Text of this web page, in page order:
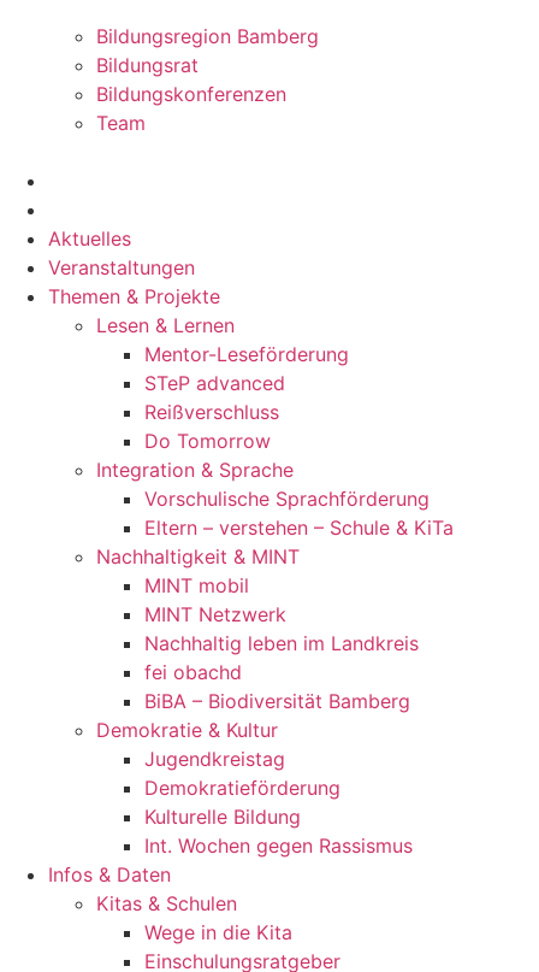
Bildungsregion Bamberg
Bildungsrat
Bildungskonferenzen
Team
Aktuelles
Veranstaltungen
Themen & Projekte
Lesen & Lernen
Mentor-Leseförderung
STeP advanced
Reißverschluss
Do Tomorrow
Integration & Sprache
Vorschulische Sprachförderung
Eltern – verstehen – Schule & KiTa
Nachhaltigkeit & MINT
MINT mobil
MINT Netzwerk
Nachhaltig leben im Landkreis
fei obachd
BiBA – Biodiversität Bamberg
Demokratie & Kultur
Jugendkreistag
Demokratieförderung
Kulturelle Bildung
Int. Wochen gegen Rassismus
Infos & Daten
Kitas & Schulen
Wege in die Kita
Einschulungsratgeber